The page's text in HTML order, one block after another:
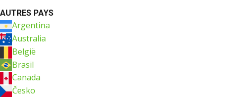
AUTRES PAYS
Argentina
Australia
België
Brasil
Canada
Česko